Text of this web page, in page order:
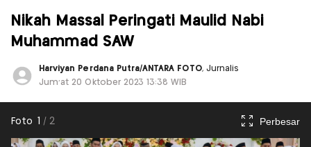
Nikah Massal Peringati Maulid Nabi
Muhammad SAW
Harviyan Perdana Putra/ANTARA FOTO, Jurnalis
Jum'at 20 Oktober 2023 13:38 WIB
Foto 1 / 2 Perbesar